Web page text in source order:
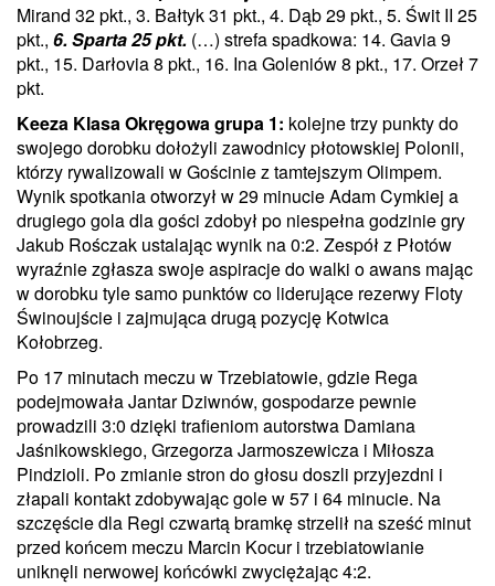
Mirand 32 pkt., 3. Bałtyk 31 pkt., 4. Dąb 29 pkt., 5. Świt II 25
pkt., 6. Sparta 25 pkt. (…) strefa spadkowa: 14. Gavia 9
pkt., 15. Darłovia 8 pkt., 16. Ina Goleniów 8 pkt., 17. Orzeł 7
pkt.
Keeza Klasa Okręgowa grupa 1: kolejne trzy punkty do
swojego dorobku dołożyli zawodnicy płotowskiej Polonii,
którzy rywalizowali w Gościnie z tamtejszym Olimpem.
Wynik spotkania otworzył w 29 minucie Adam Cymkiej a
drugiego gola dla gości zdobył po niespełna godzinie gry
Jakub Rośczak ustalając wynik na 0:2. Zespół z Płotów
wyraźnie zgłasza swoje aspiracje do walki o awans mając
w dorobku tyle samo punktów co liderujące rezerwy Floty
Świnoujście i zajmująca drugą pozycję Kotwica
Kołobrzeg.
Po 17 minutach meczu w Trzebiatowie, gdzie Rega
podejmowała Jantar Dziwnów, gospodarze pewnie
prowadzili 3:0 dzięki trafieniom autorstwa Damiana
Jaśnikowskiego, Grzegorza Jarmoszewicza i Miłosza
Pindzioli. Po zmianie stron do głosu doszli przyjezdni i
złapali kontakt zdobywając gole w 57 i 64 minucie. Na
szczęście dla Regi czwartą bramkę strzelił na sześć minut
przed końcem meczu Marcin Kocur i trzebiatowianie
uniknęli nerwowej końcówki zwyciężając 4:2.